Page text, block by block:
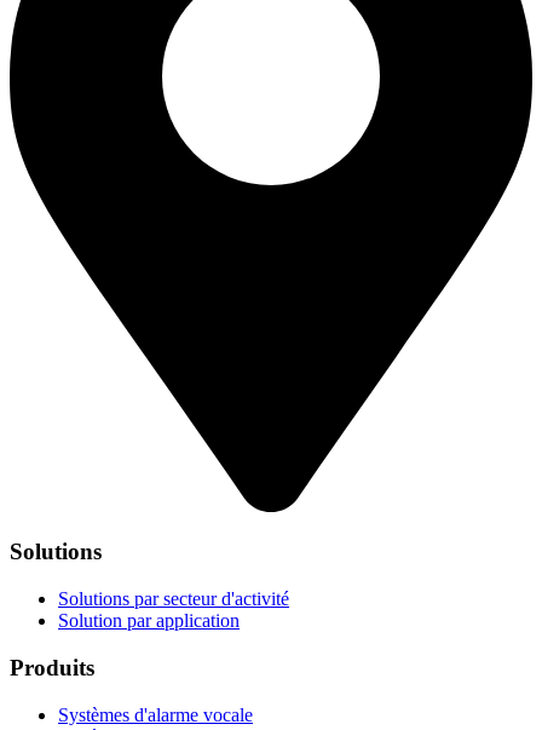
Solutions
Solutions par secteur d'activité
Solution par application
Produits
Systèmes d'alarme vocale